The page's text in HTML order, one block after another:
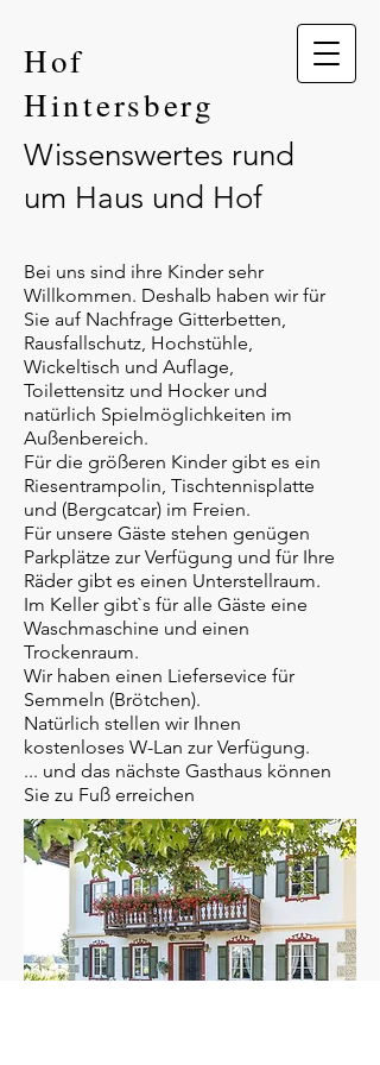
Hof
Hintersberg
Wissenswertes rund
um Haus und Hof
Bei uns sind ihre Kinder sehr
Willkommen. Deshalb haben wir für
Sie auf Nachfrage Gitterbetten,
Rausfallschutz, Hochstühle,
Wickeltisch und Auflage,
Toilettensitz und Hocker und
natürlich Spielmöglichkeiten im
Außenbereich.
Für die größeren Kinder gibt es ein
Riesentrampolin, Tischtennisplatte
und (Bergcatcar) im Freien.
Für unsere Gäste stehen genügen
Parkplätze zur Verfügung und für Ihre
Räder gibt es einen Unterstellraum.
Im Keller gibt`s für alle Gäste eine
Waschmaschine und einen
Trockenraum.
Wir haben einen Liefersevice für
Semmeln (Brötchen).
Natürlich stellen wir Ihnen
kostenloses W-Lan zur Verfügung.
... und das nächste Gasthaus können
Sie zu Fuß erreichen